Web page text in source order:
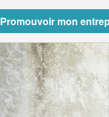
Promouvoir mon